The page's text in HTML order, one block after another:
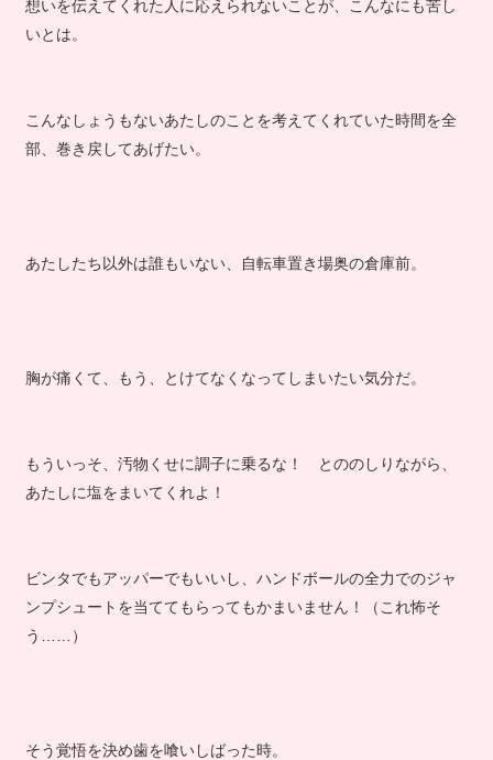
想いを伝えてくれた人に応えられないことが、こんなにも苦し
いとは。
こんなしょうもないあたしのことを考えてくれていた時間を全
部、巻き戻してあげたい。
あたしたち以外は誰もいない、自転車置き場奥の倉庫前。
胸が痛くて、もう、とけてなくなってしまいたい気分だ。
もういっそ、汚物くせに調子に乗るな！ とののしりながら、
あたしに塩をまいてくれよ！
ビンタでもアッパーでもいいし、ハンドボールの全力でのジャ
ンプシュートを当ててもらってもかまいません！（これ怖そ
う……）
そう覚悟を決め歯を喰いしばった時。